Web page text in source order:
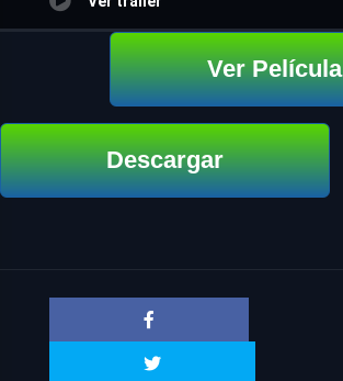
Ver Película
Descargar